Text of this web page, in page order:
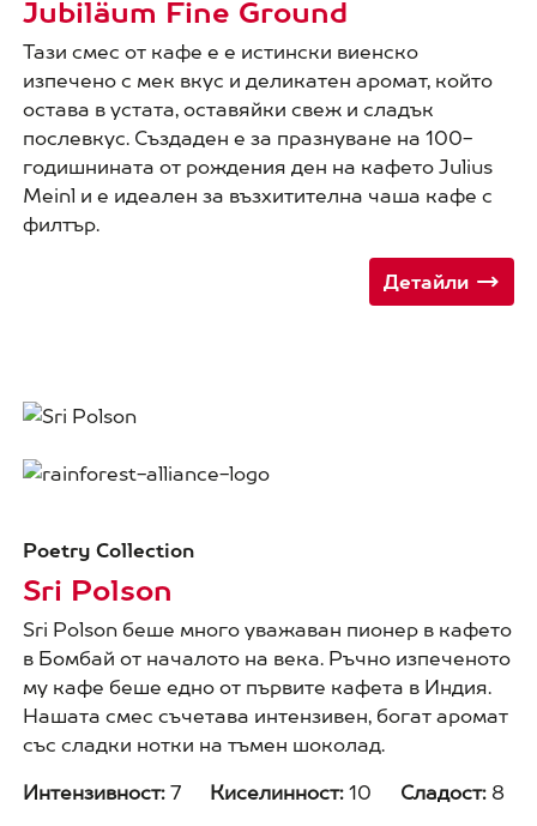
Jubiläum Fine Ground
Тази смес от кафе е е истински виенско
изпечено с мек вкус и деликатен аромат, който
остава в устата, оставяйки свеж и сладък
послевкус. Създаден е за празнуване на 100-
годишнината от рождения ден на кафето Julius
Meinl и е идеален за възхитителна чаша кафе с
филтър.
Детайли
Poetry Collection
Sri Polson
Sri Polson беше много уважаван пионер в кафето
в Бомбай от началото на века. Ръчно изпеченото
му кафе беше едно от първите кафета в Индия.
Нашата смес съчетава интензивен, богат аромат
със сладки нотки на тъмен шоколад.
Интензивност:7 Киселинност:10 Сладост:8